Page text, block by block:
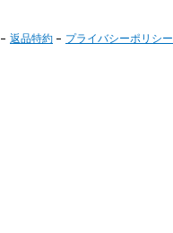
返品特約 プライバシーポリシー